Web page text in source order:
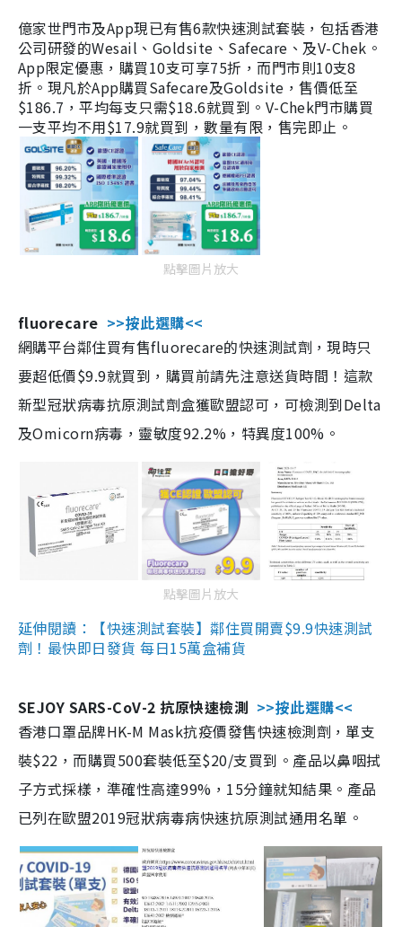
億家世門市及App現已有售6款快速測試套裝，包括香港
公司研發的Wesail、Goldsite、Safecare、及V-Chek。
App限定優惠，購買10支可享75折，而門市則10支8
折。現凡於App購買Safecare及Goldsite，售價低至
$186.7，平均每支只需$18.6就買到。V-Chek門市購買
一支平均不用$17.9就買到，數量有限，售完即止。
點擊圖片放大
fluorecare >>按此選購<<
網購平台鄰住買有售fluorecare的快速測試劑，現時只
要超低價$9.9就買到，購買前請先注意送貨時間！這款
新型冠狀病毒抗原測試劑盒獲歐盟認可，可檢測到Delta
及Omicorn病毒，靈敏度92.2%，特異度100%。
點擊圖片放大
延伸閱讀：【快速測試套裝】鄰住買開賣$9.9快速測試
劑！最快即日發貨 每日15萬盒補貨
SEJOY SARS-CoV-2 抗原快速檢測 >>按此選購<<
香港口罩品牌HK-M Mask抗疫價發售快速檢測劑，單支
裝$22，而購買500套裝低至$20/支買到。產品以鼻咽拭
子方式採樣，準確性高達99%，15分鐘就知結果。產品
已列在歐盟2019冠狀病毒病快速抗原測試通用名單。